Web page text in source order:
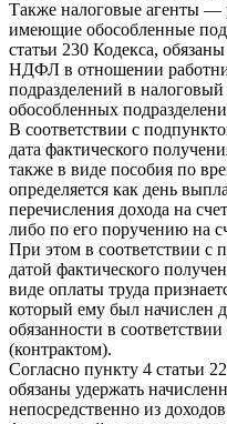
Также налоговые агенты —
имеющие обособленные
статьи 230 Кодекса,
НДФЛ в отношении
подразделений в
обособленных
В соответствии с
дата фактического
также в виде пособия по
определяется как день
перечисления дохода на
либо по его поручению на
При этом в соответствии с
датой фактического
виде оплаты труда
который ему был начислен
обязанности в
(контрактом).
Согласно пункту 4 статьи
обязаны удержать
непосредственно из